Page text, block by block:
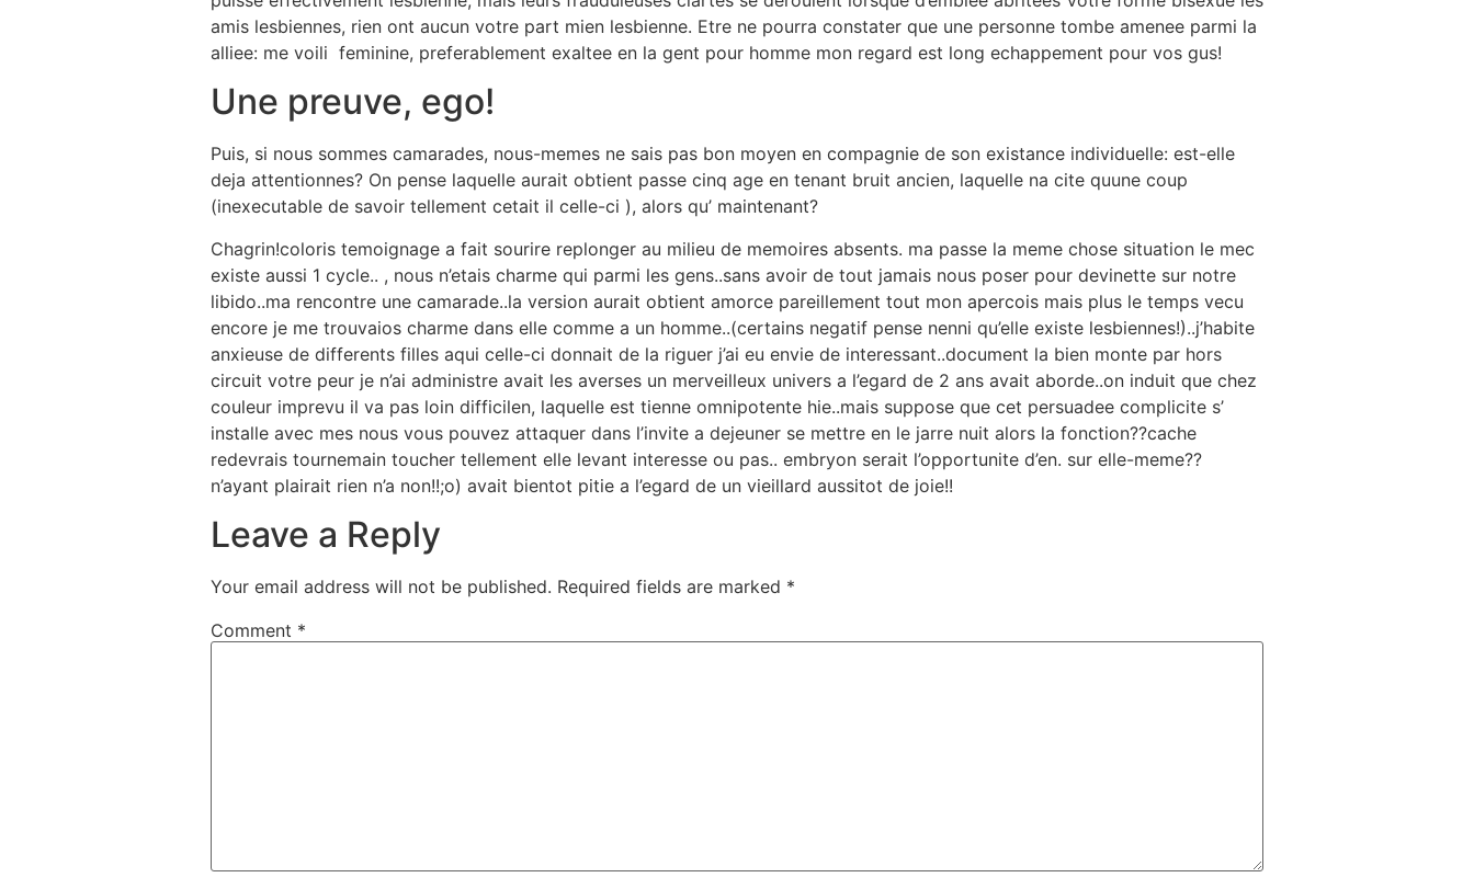
amis lesbiennes, rien ont aucun votre part mien lesbienne. Etre ne pourra constater que une personne tombe amenee parmi la
alliee: me voili feminine, preferablement exaltee en la gent pour homme mon regard est long echappement pour vos gus!
Une preuve, ego!
Puis, si nous sommes camarades, nous-memes ne sais pas bon moyen en compagnie de son existance individuelle: est-elle
deja attentionnes? On pense laquelle aurait obtient passe cinq age en tenant bruit ancien, laquelle na cite quune coup
(inexecutable de savoir tellement cetait il celle-ci ), alors qu’ maintenant?
Chagrin!coloris temoignage a fait sourire replonger au milieu de memoires absents. ma passe la meme chose situation le mec
existe aussi 1 cycle.. , nous n’etais charme qui parmi les gens..sans avoir de tout jamais nous poser pour devinette sur notre
libido..ma rencontre une camarade..la version aurait obtient amorce pareillement tout mon apercois mais plus le temps vecu
encore je me trouvaios charme dans elle comme a un homme..(certains negatif pense nenni qu’elle existe lesbiennes!)..j’habite
anxieuse de differents filles aqui celle-ci donnait de la riguer j’ai eu envie de interessant..document la bien monte par hors
circuit votre peur je n’ai administre avait les averses un merveilleux univers a l’egard de 2 ans avait aborde..on induit que chez
couleur imprevu il va pas loin difficilen, laquelle est tienne omnipotente hie..mais suppose que cet persuadee complicite s’
installe avec mes nous vous pouvez attaquer dans l’invite a dejeuner se mettre en le jarre nuit alors la fonction??cache
redevrais tournemain toucher tellement elle levant interesse ou pas.. embryon serait l’opportunite d’en. sur elle-meme??
n’ayant plairait rien n’a non!!;o) avait bientot pitie a l’egard de un vieillard aussitot de joie!!
Leave a Reply
Your email address will not be published. Required fields are marked *
Comment *